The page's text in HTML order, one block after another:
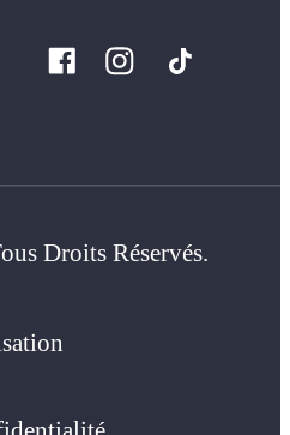
Droits Réservés.